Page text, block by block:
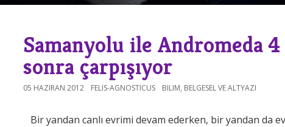
Samanyolu ile Andromeda
sonra çarpışıyor
05 HAZIRAN 2012 FELIS-AGNOSTICUS BILIM, BELGESEL VE ALTYAZI
Bir yandan canlı evrimi devam ederken, bir yandan da